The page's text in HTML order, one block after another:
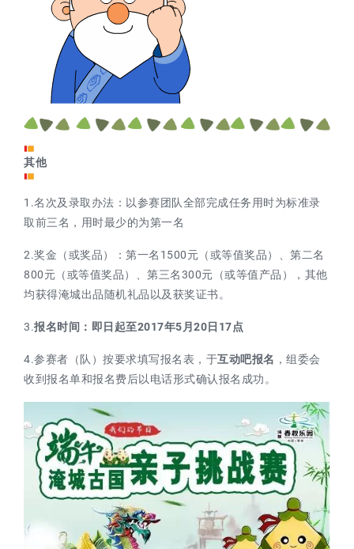
其他
1.名次及录取办法：以参赛团队全部完成任务用时为标准录
取前三名，用时最少的为第一名
2.奖金（或奖品）：第一名1500元（或等值奖品）、第二名
800元（或等值奖品）、第三名300元（或等值产品），其他
均获得淹城出品随机礼品以及获奖证书。
3.报名时间：即日起至2017年5月20日17点
4.参赛者（队）按要求填写报名表，于互动吧报名 ，组委会
收到报名单和报名费后以电话形式确认报名成功。